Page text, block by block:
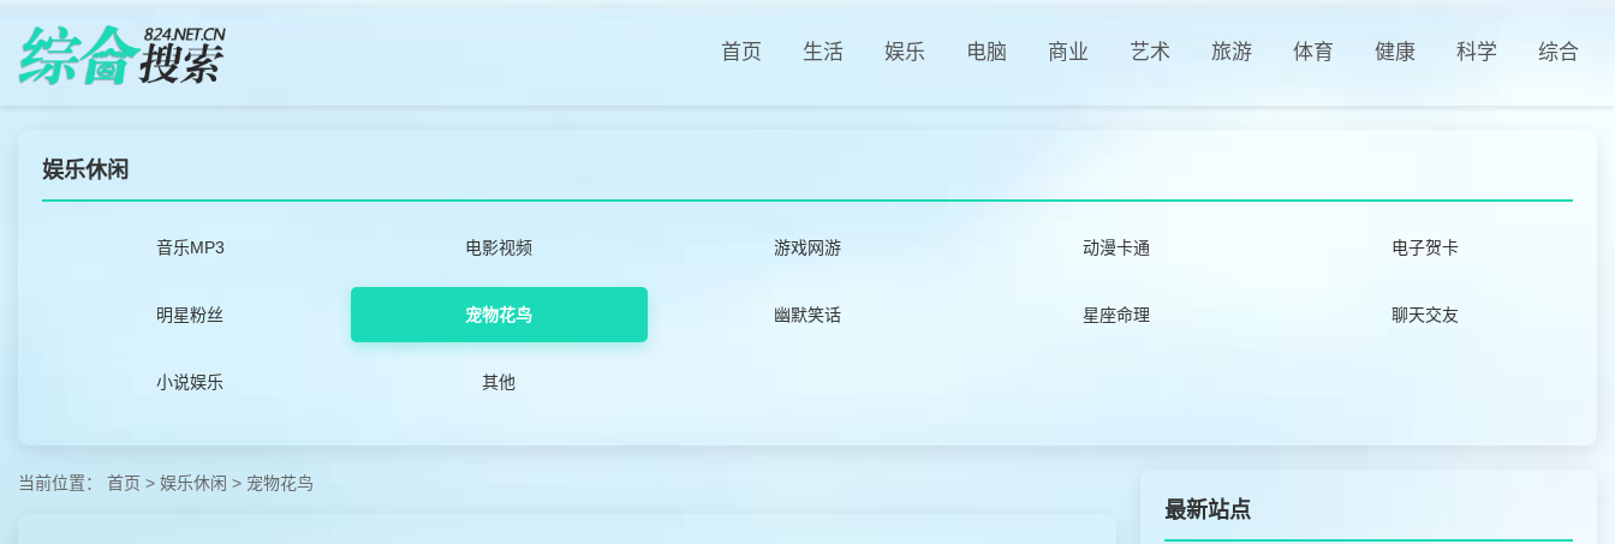
首页 生活 娱乐 电脑 商业 艺术 旅游 体育 健康 科学 综合
娱乐休闲
音乐MP3 电影视频 游戏网游 动漫卡通 电子贺卡
明星粉丝 宠物花鸟 幽默笑话 星座命理 聊天交友
小说娱乐 其他
当前位置： 首页 > 娱乐休闲 > 宠物花鸟
最新站点